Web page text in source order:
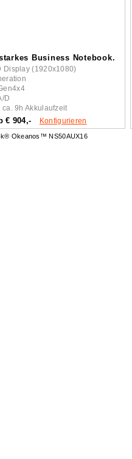
Business Notebook.
Display (1920x1080)
D
ca. 9h Akkulaufzeit
€ 904,- Konfigurieren
Okeanos™ NS50AUX16